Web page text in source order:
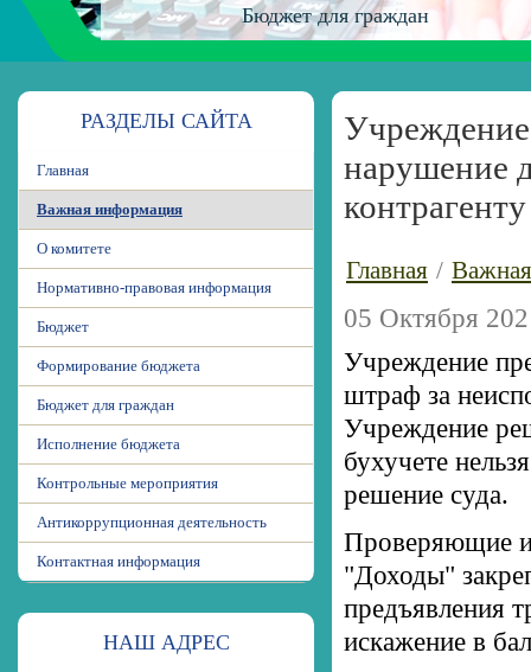
Бюджет для граждан
РАЗДЕЛЫ САЙТА
Главная
Важная информация
О комитете
Нормативно-правовая информация
Бюджет
Формирование бюджета
Бюджет для граждан
Исполнение бюджета
Контрольные мероприятия
Антикоррупционная деятельность
Контактная информация
НАШ АДРЕС
Учреждение
нарушение
контрагенту
Главная /
05 Октября
Учреждение
штраф за
Учреждение
бухучете
решение суда.
Проверяющие и
"Доходы"
предъявления
искажение в